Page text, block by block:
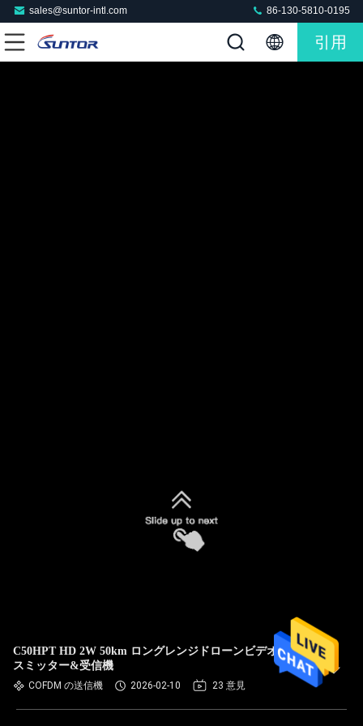
sales@suntor-intl.com 86-130-5810-0195
引用
C50HPT HD 2W 50km ロングレンジドローンビデオトラン
スミッター&受信機
COFDM の送信機 2026-02-10 23 意見